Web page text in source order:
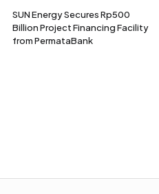
SUN Energy Secures Rp500
Billion Project Financing Facility
from PermataBank